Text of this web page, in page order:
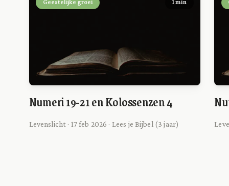
Geestelijke groei 1 min
Numeri 19-21 en Kolossenzen 4
Levenslicht · 17 feb 2026 · Lees je Bijbel (3 jaar)